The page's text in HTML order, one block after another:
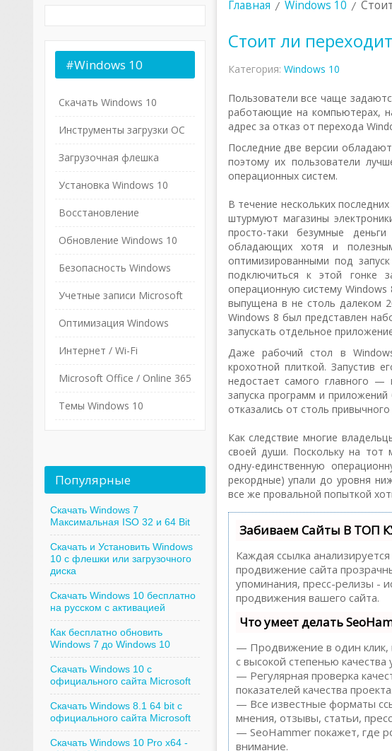
Главная Windows 10
Стоит ли
Категория: Windows 10
Пользователи все чаще
работающие на компьютерах,
адрес за отказ от перехода
Последние две версии
поэтому их пользователи
операционных систем.
В течение нескольких
штурмуют магазины
просто-таки безумные
обладающих хотя и
оптимизированными под
подключиться к этой гонке
операционную систему
выпущена в не столь далеком
Windows 8 был представлен
запускать отдельное
Даже рабочий стол в
крохотной плиткой. Запустив
недостает самого главного —
запуска программ и
отказались от столь
Как следствие многие
своей души. Поскольку на тот
одну-единственную
рекордные) упали до уровня
все же провальной попыткой
Забиваем Сайты В ТОП
Каждая ссылка
продвижение сайта
упоминания, пресс-релизы -
продвижения вашего сайта.
Что умеет делать
— Продвижение в один клик,
с высокой степенью
— Регулярная проверка
показателей качества проекта.
— Все известные форматы
мнения, отзывы, статьи,
— SeoHammer покажет, где
внимание.
#Windows 10
Скачать Windows 10
Инструменты загрузки ОС
Загрузочная флешка
Установка Windows 10
Восстановление
Обновление Windows 10
Безопасность Windows
Учетные записи Microsoft
Оптимизация Windows
Интернет / Wi-Fi
Microsoft Office / Online 365
Темы Windows 10
Популярные
Скачать Windows 7
Максимальная ISO 32 и 64 Bit
Скачать и Установить Windows
10 с флешки или загрузочного
диска
Скачать Windows 10 бесплатно
на русском с активацией
Как бесплатно обновить
Windows 7 до Windows 10
Скачать Windows 10 с
официального сайта Microsoft
Скачать Windows 8.1 64 bit с
официального сайта Microsoft
Скачать Windows 10 Pro x64 -